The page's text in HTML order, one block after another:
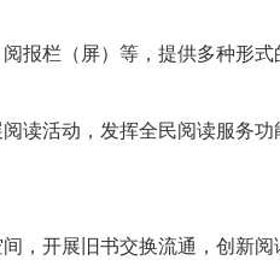
报栏（屏）等，提供多种形式
读活动，发挥全民阅读服务功
，开展旧书交换流通，创新阅